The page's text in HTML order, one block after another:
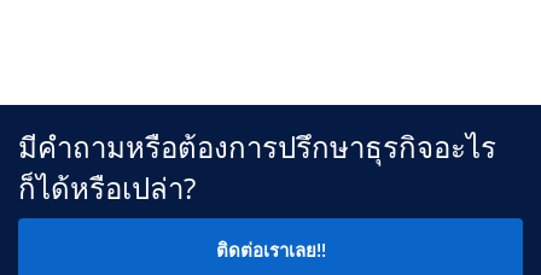
มีคำถามหรือต้องการปรึกษาธุรกิจอะไร
ก็ได้หรือเปล่า?
ติดต่อเราเลย!!